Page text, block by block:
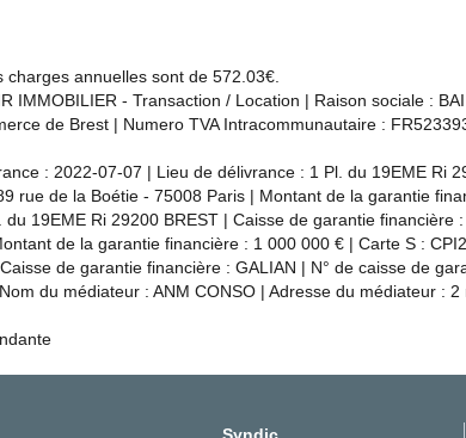
annuelles sont de 572.03€.
IMMOBILIER - Transaction / Location | Raison sociale :
de Brest | Numero TVA Intracommunautaire :
: 2022-07-07 | Lieu de délivrance : 1 Pl. du 19EME Ri
rue de la Boétie - 75008 Paris | Montant de la garantie
19EME Ri 29200 BREST | Caisse de garantie
de la garantie financière : 1 000 000 € | Carte S :
de garantie financière : GALIAN | N° de caisse de
du médiateur : ANM CONSO | Adresse du médiateur :